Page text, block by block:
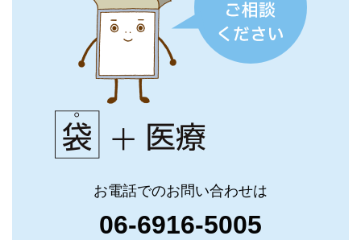
お電話でのお問い合わせは
06-6916-5005